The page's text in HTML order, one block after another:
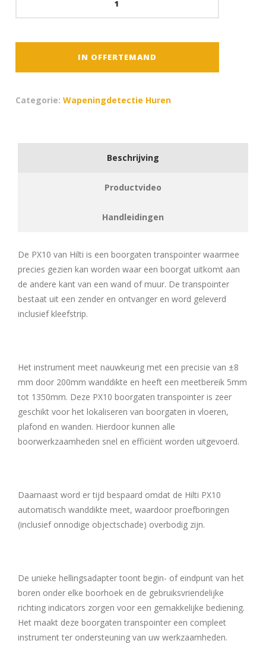
IN OFFERTEMAND
Categorie:Wapeningdetectie Huren
Beschrijving
Productvideo
Handleidingen
De PX10 van Hilti is een boorgaten transpointer waarmee
precies gezien kan worden waar een boorgat uitkomt aan
de andere kant van een wand of muur. De transpointer
bestaat uit een zender en ontvanger en word geleverd
inclusief kleefstrip.
Het instrument meet nauwkeurig met een precisie van ±8
mm door 200mm wanddikte en heeft een meetbereik 5mm
tot 1350mm. Deze PX10 boorgaten transpointer is zeer
geschikt voor het lokaliseren van boorgaten in vloeren,
plafond en wanden. Hierdoor kunnen alle
boorwerkzaamheden snel en efficiënt worden uitgevoerd.
Daarnaast word er tijd bespaard omdat de Hilti PX10
automatisch wanddikte meet, waardoor proefboringen
(inclusief onnodige objectschade) overbodig zijn.
De unieke hellingsadapter toont begin- of eindpunt van het
boren onder elke boorhoek en de gebruiksvriendelijke
richting indicators zorgen voor een gemakkelijke bediening.
Het maakt deze boorgaten transpointer een compleet
instrument ter ondersteuning van uw werkzaamheden.